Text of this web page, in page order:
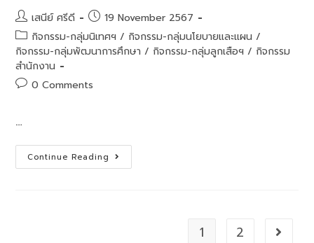
Post
author:
เสนีย์ ศรีดี
Post
published:
19 November 2567
Post
category:
กิจกรรม-กลุ่มนิเทศฯ / กิจกรรม-กลุ่มนโยบายและแผน /
กิจกรรม-กลุ่มพัฒนาการศึกษา / กิจกรรม-กลุ่มลูกเสือฯ / กิจกรรม
สำนักงาน
Post0 Comments
…
Continue Reading ประชุม
สรุป
1 2 Go to